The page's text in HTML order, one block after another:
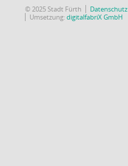
© 2025 Stadt Fürth Datenschutz
Umsetzung:digitalfabriX GmbH